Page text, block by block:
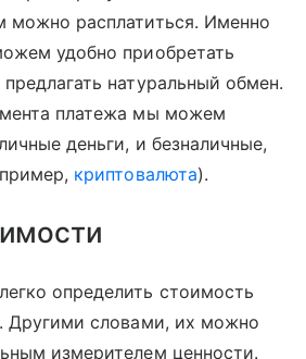
можно расплатиться. Именно
удобно приобретать
натуральный обмен.
платежа мы можем
деньги, и безналичные,
криптовалюта).
определить стоимость
Другими словами, их можно
измерителем ценности.